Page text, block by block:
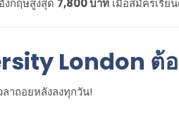
กฤษสูงสุด 7,800 บาท เมื่อสมัครเรีย
London ต้อ
าถอยหลังลงทุกวัน!